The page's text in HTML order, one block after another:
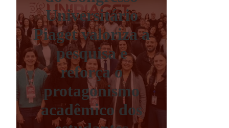
Universitário
Piaget valoriza a
pesquisa e
reforça o
protagonismo
acadêmico dos